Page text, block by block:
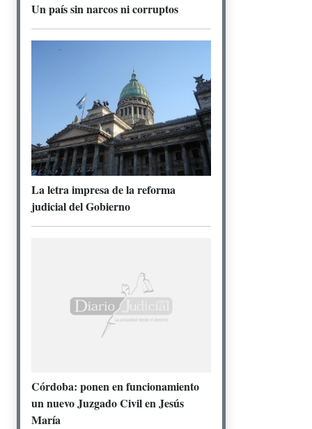
Un país sin narcos ni corruptos
La letra impresa de la reforma
judicial del Gobierno
Córdoba: ponen en funcionamiento
un nuevo Juzgado Civil en Jesús
María